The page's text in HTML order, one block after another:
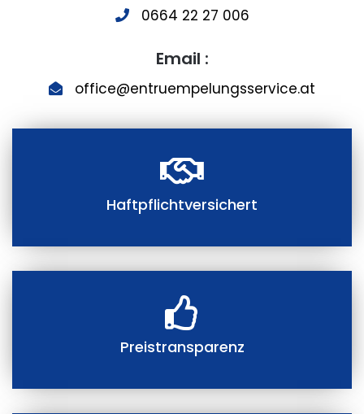
0664 22 27 006
Email :
office@entruempelungsservice.at
Haftpflichtversichert
Preistransparenz